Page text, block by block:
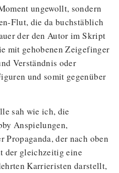
ungewollt, sondern
Flut, die da buchstäblich
der den Autor im Skript
mit gehobenen Zeigefinger
Verständnis oder
und somit gegenüber
sah wie ich, die
Anspielungen,
Propaganda, der nach oben
der gleichzeitig eine
Karrieristen darstellt,